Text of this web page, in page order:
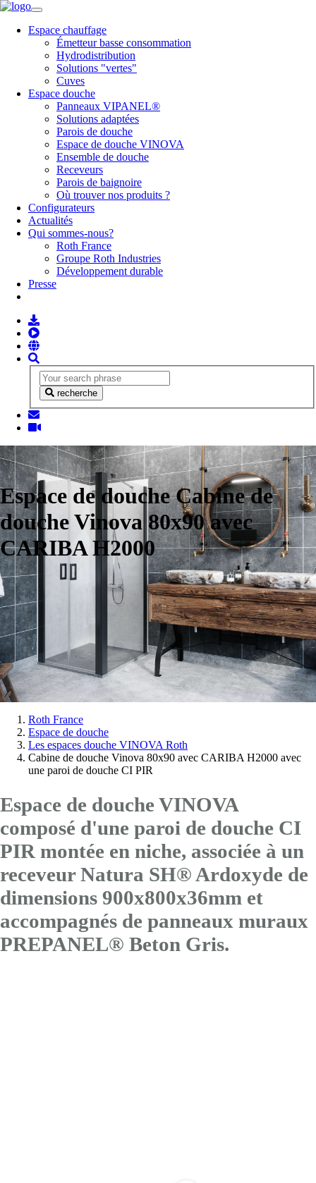
Espace chauffage
Émetteur basse consommation
Hydrodistribution
Solutions "vertes"
Cuves
Espace douche
Panneaux VIPANEL®
Solutions adaptées
Parois de douche
Espace de douche VINOVA
Ensemble de douche
Receveurs
Parois de baignoire
Où trouver nos produits ?
Configurateurs
Actualités
Qui sommes-nous?
Roth France
Groupe Roth Industries
Développement durable
Presse
recherche
Espace de douche Cabine de
douche Vinova 80x90 avec
CARIBA H2000
Vous
êtes
Roth France
Espace de douche
Les espaces douche VINOVA Roth
Cabine de douche Vinova 80x90 avec CARIBA H2000 avec
une paroi de douche CI PIR
Espace de douche VINOVA
composé d'une paroi de douche CI
PIR montée en niche, associée à un
receveur Natura SH® Ardoxyde de
dimensions 900x800x36mm et
accompagnés de panneaux muraux
PREPANEL® Beton Gris.